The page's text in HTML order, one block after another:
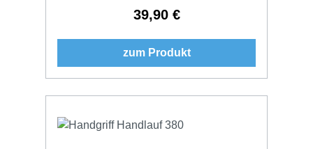
Regulärer Preis:
39,90 €
zum Produkt